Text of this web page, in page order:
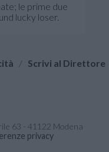
le prime due
lucky loser.
/ Scrivi al Direttore
63 - 41122 Modena
privacy